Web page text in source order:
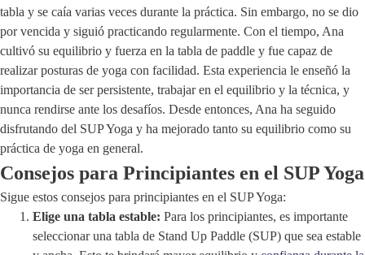
tabla y se caía varias veces durante la práctica. Sin embargo, no se dio
por vencida y siguió practicando regularmente. Con el tiempo, Ana
cultivó su equilibrio y fuerza en la tabla de paddle y fue capaz de
realizar posturas de yoga con facilidad. Esta experiencia le enseñó la
importancia de ser persistente, trabajar en el equilibrio y la técnica, y
nunca rendirse ante los desafíos. Desde entonces, Ana ha seguido
disfrutando del SUP Yoga y ha mejorado tanto su equilibrio como su
práctica de yoga en general.
Consejos para Principiantes en el SUP Yoga
Sigue estos consejos para principiantes en el SUP Yoga:
Elige una tabla estable: Para los principiantes, es importante
seleccionar una tabla de Stand Up Paddle (SUP) que sea estable